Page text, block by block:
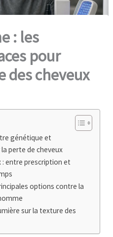
: les
pour
des cheveux
génétique et
perte de cheveux
entre prescription et
options contre la
sur la texture des